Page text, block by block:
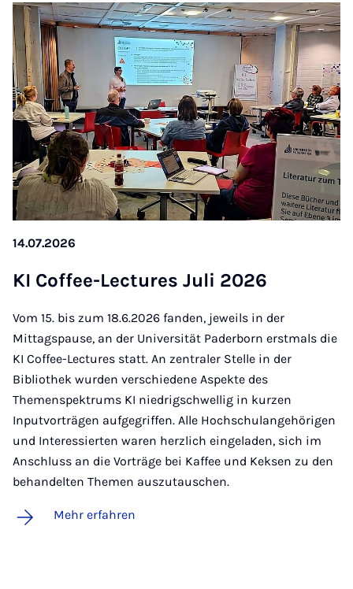
14.07.2026
KI Cof­­fee-Lec­tu­res Ju­li 2026
Vom 15. bis zum 18.6.2026 fanden, jeweils in der
Mittagspause, an der Universität Paderborn erstmals die
KI Coffee-Lectures statt. An zentraler Stelle in der
Bibliothek wurden verschiedene Aspekte des
Themenspektrums KI niedrigschwellig in kurzen
Inputvorträgen aufgegriffen. Alle Hochschulangehörigen
und Interessierten waren herzlich eingeladen, sich im
Anschluss an die Vorträge bei Kaffee und Keksen zu den
behandelten Themen auszutauschen.
Mehr erfahren